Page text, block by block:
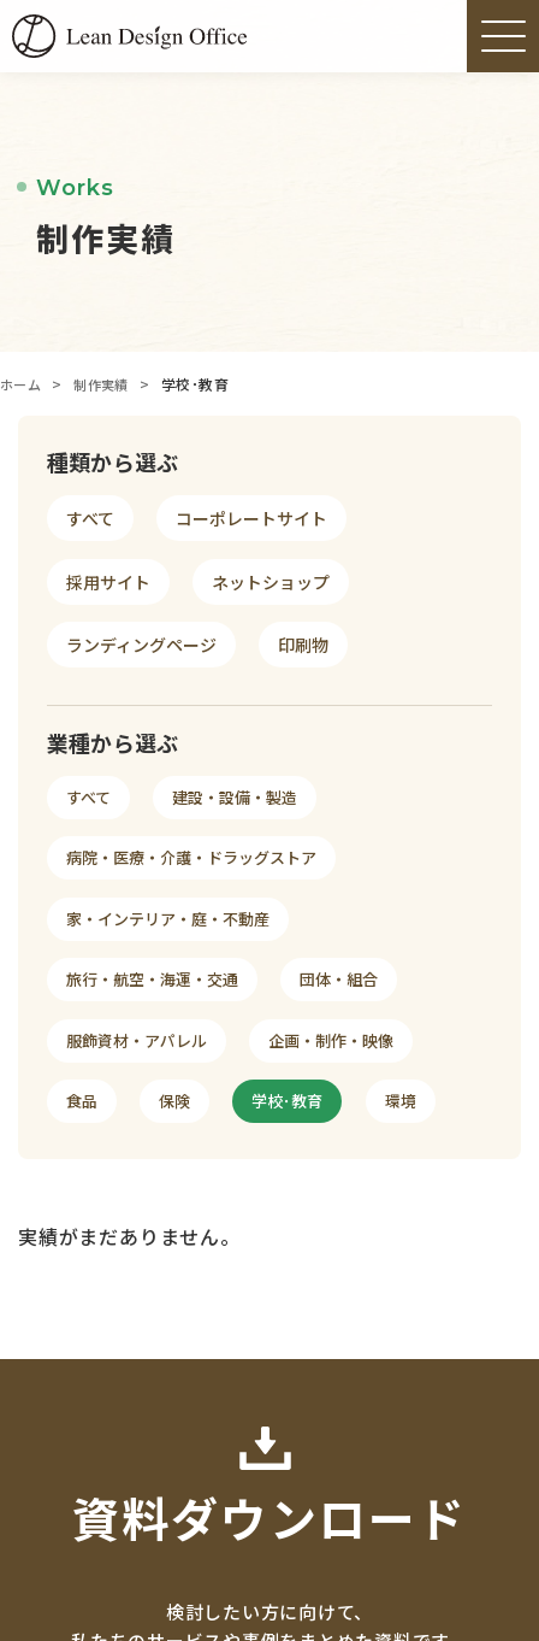
Works
制作実績
ホーム > 制作実績 > 学校･教育
種類から選ぶ
すべて コーポレートサイト
採用サイト ネットショップ
ランディングページ 印刷物
業種から選ぶ
すべて 建設・設備・製造
病院・医療・介護・ドラッグストア
家・インテリア・庭・不動産
旅行・航空・海運・交通 団体・組合
服飾資材・アパレル 企画・制作・映像
食品 保険 学校･教育 環境
実績がまだありません。
資料ダウンロード
検討したい方に向けて、